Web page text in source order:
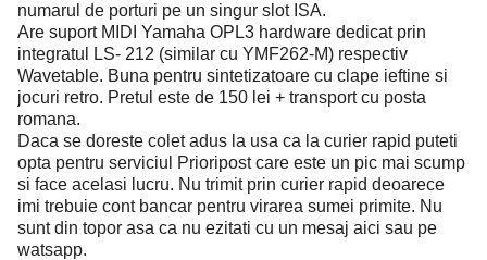
numarul de porturi pe un singur slot ISA.
Are suport MIDI Yamaha OPL3 hardware dedicat prin
integratul LS- 212 (similar cu YMF262-M) respectiv
Wavetable. Buna pentru sintetizatoare cu clape ieftine si
jocuri retro. Pretul este de 150 lei + transport cu posta
romana.
Daca se doreste colet adus la usa ca la curier rapid puteti
opta pentru serviciul Prioripost care este un pic mai scump
si face acelasi lucru. Nu trimit prin curier rapid deoarece
imi trebuie cont bancar pentru virarea sumei primite. Nu
sunt din topor asa ca nu ezitati cu un mesaj aici sau pe
watsapp.